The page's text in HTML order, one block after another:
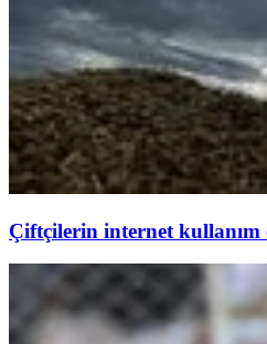
Çiftçilerin internet kullanım